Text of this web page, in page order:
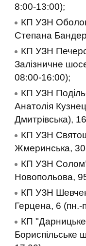
8:00-13:00);
КП УЗН
Степана
КП УЗН
Залізничне
08:00-16:00);
КП УЗН
Анатолія
Дмитрівська),
КП УЗН
Жмеринська,
КП УЗН
Новопольова,
КП УЗН
Герцена, 6 (пн.-
КП
Бориспільське